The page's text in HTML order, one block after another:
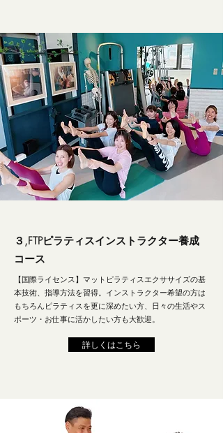
３,FTPピラティスインストラクター養成
コース
【国際ライセンス】マットピラティスエクササイズの基
本技術、指導方法を習得。インストラクター希望の方は
もちろんピラティスを更に深めたい方、日々の生活やス
ポーツ・お仕事に活かしたい方も大歓迎。
詳しくはこちら